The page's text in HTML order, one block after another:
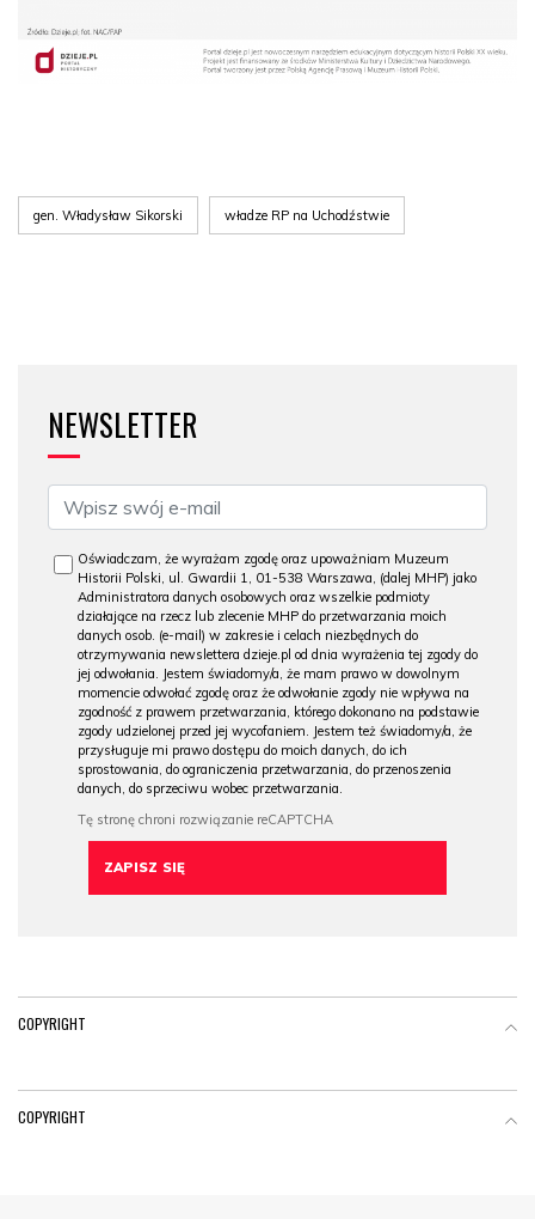
gen. Władysław Sikorski władze RP na Uchodźstwie
NEWSLETTER
Oświadczam, że wyrażam zgodę oraz upoważniam Muzeum
Historii Polski, ul. Gwardii 1, 01-538 Warszawa, (dalej MHP) jako
Administratora danych osobowych oraz wszelkie podmioty
działające na rzecz lub zlecenie MHP do przetwarzania moich
danych osob. (e-mail) w zakresie i celach niezbędnych do
otrzymywania newslettera dzieje.pl od dnia wyrażenia tej zgody do
jej odwołania. Jestem świadomy/a, że mam prawo w dowolnym
momencie odwołać zgodę oraz że odwołanie zgody nie wpływa na
zgodność z prawem przetwarzania, którego dokonano na podstawie
zgody udzielonej przed jej wycofaniem. Jestem też świadomy/a, że
przysługuje mi prawo dostępu do moich danych, do ich
sprostowania, do ograniczenia przetwarzania, do przenoszenia
danych, do sprzeciwu wobec przetwarzania.
COPYRIGHT
COPYRIGHT